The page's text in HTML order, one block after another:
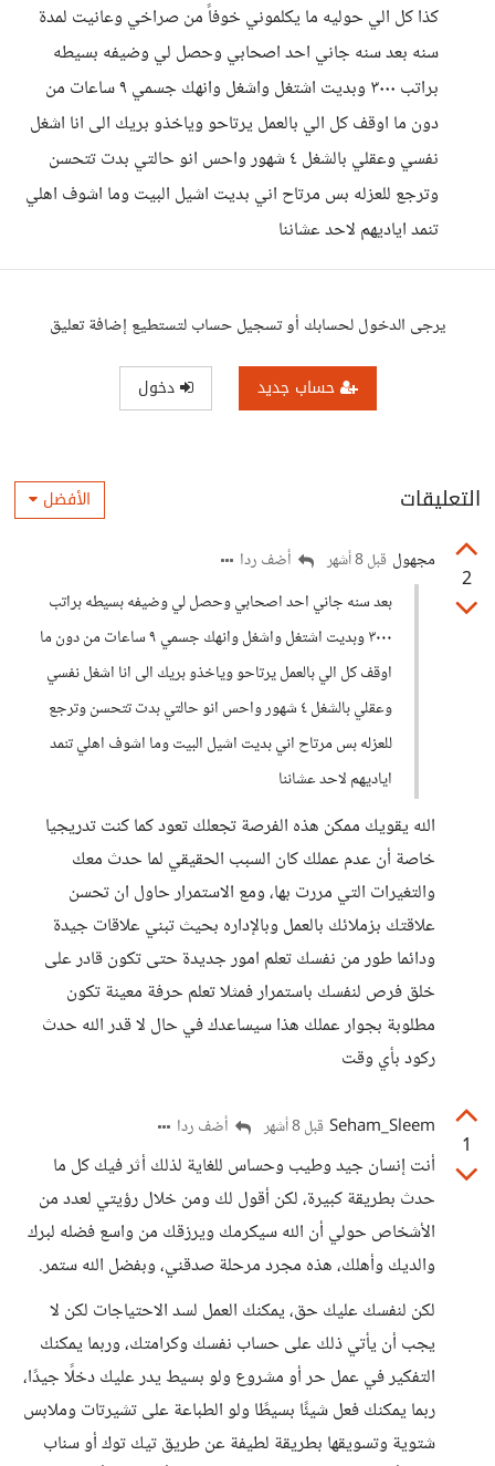
كذا كل الي حوليه ما يكلموني خوفاً من صراخي وعانيت لمدة
سنه بعد سنه جاني احد اصحابي وحصل لي وضيفه بسيطه
براتب ٣٠٠٠ وبديت اشتغل واشغل وانهك جسمي ٩ ساعات من
دون ما اوقف كل الي بالعمل يرتاحو وياخذو بريك الى انا اشغل
نفسي وعقلي بالشغل ٤ شهور واحس انو حالتي بدت تتحسن
وترجع للعزله بس مرتاح اني بديت اشيل البيت وما اشوف اهلي
تنمد اياديهم لاحد عشاننا
يرجى الدخول لحسابك أو تسجيل حساب لتستطيع إضافة تعليق
حساب جديد دخول
التعليقات الأفضل
2
مجهول قبل 8 أشهر
أضف ردا
بعد سنه جاني احد اصحابي وحصل لي وضيفه بسيطه براتب
٣٠٠٠ وبديت اشتغل واشغل وانهك جسمي ٩ ساعات من دون ما
اوقف كل الي بالعمل يرتاحو وياخذو بريك الى انا اشغل نفسي
وعقلي بالشغل ٤ شهور واحس انو حالتي بدت تتحسن وترجع
للعزله بس مرتاح اني بديت اشيل البيت وما اشوف اهلي تنمد
اياديهم لاحد عشاننا
الله يقويك ممكن هذه الفرصة تجعلك تعود كما كنت تدريجيا
خاصة أن عدم عملك كان السبب الحقيقي لما حدث معك
والتغيرات التي مررت بها، ومع الاستمرار حاول ان تحسن
علاقتك بزملائك بالعمل وبالإداره بحيث تبني علاقات جيدة
ودائما طور من نفسك تعلم امور جديدة حتى تكون قادر على
خلق فرص لنفسك باستمرار فمثلا تعلم حرفة معينة تكون
مطلوبة بجوار عملك هذا سيساعدك في حال لا قدر الله حدث
ركود بأي وقت
1
Seham_Sleem قبل 8 أشهر أضف ردا
أنت إنسان جيد وطيب وحساس للغاية لذلك أثر فيك كل ما
حدث بطريقة كبيرة، لكن أقول لك ومن خلال رؤيتي لعدد من
الأشخاص حولي أن الله سيكرمك ويرزقك من واسع فضله لبرك
والديك وأهلك، هذه مجرد مرحلة صدقني، وبفضل الله ستمر.
لكن لنفسك عليك حق، يمكنك العمل لسد الاحتياجات لكن لا
يجب أن يأتي ذلك على حساب نفسك وكرامتك، وربما يمكنك
التفكير في عمل حر أو مشروع ولو بسيط يدر عليك دخلًا جيدًا،
ربما يمكنك فعل شيئًا بسيطًا ولو الطباعة على تشيرتات وملابس
شتوية وتسويقها بطريقة لطيفة عن طريق تيك توك أو سناب